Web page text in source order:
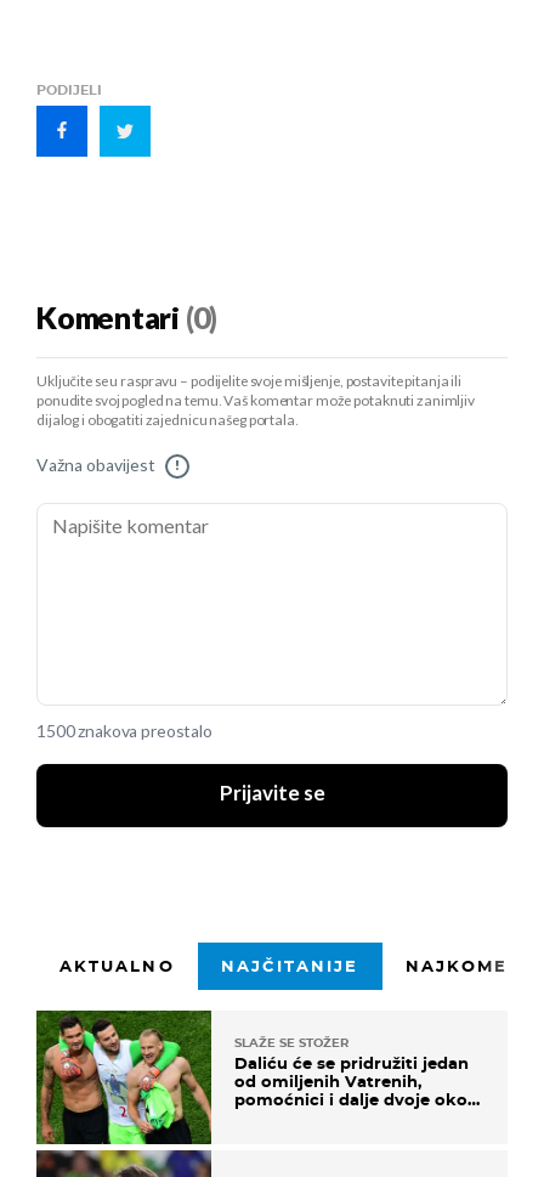
PODIJELI
Komentari (0)
Uključite se u raspravu – podijelite svoje mišljenje, postavite pitanja ili
ponudite svoj pogled na temu. Vaš komentar može potaknuti zanimljiv
dijalog i obogatiti zajednicu našeg portala.
Važna obavijest !
1500 znakova preostalo
Prijavite se
AKTUALNO NAJČITANIJE
SLAŽE SE STOŽER
Daliću će se pridružiti jedan
od omiljenih Vatrenih,
pomoćnici i dalje dvoje oko